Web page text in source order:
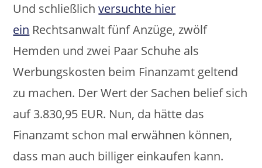
Und schließlichversuchte hier
ein Rechtsanwalt fünf Anzüge, zwölf
Hemden und zwei Paar Schuhe als
Werbungskosten beim Finanzamt geltend
zu machen. Der Wert der Sachen belief sich
auf 3.830,95 EUR. Nun, da hätte das
Finanzamt schon mal erwähnen können,
dass man auch billiger einkaufen kann.